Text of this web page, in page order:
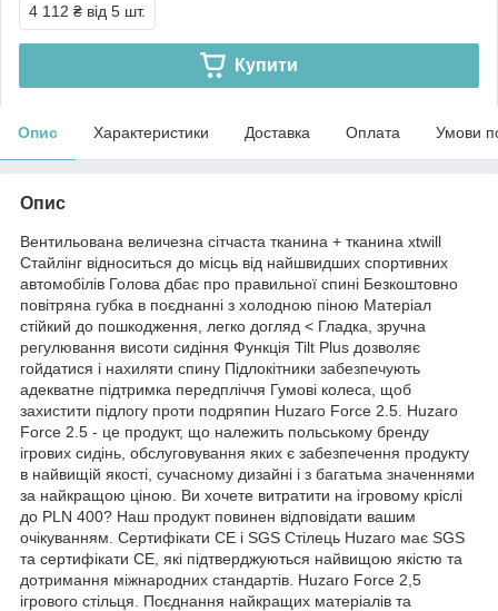
4 112 ₴ від 5 шт.
Купити
Опис Характеристики Доставка Оплата Умови
Опис
Вентильована величезна сітчаста тканина + тканина xtwill
Стайлінг відноситься до місць від найшвидших спортивних
автомобілів Голова дбає про правильної спині Безкоштовно
повітряна губка в поєднанні з холодною піною Матеріал
стійкий до пошкодження, легко догляд < Гладка, зручна
регулювання висоти сидіння Функція Tilt Plus дозволяє
гойдатися і нахиляти спину Підлокітники забезпечують
адекватне підтримка передпліччя Гумові колеса, щоб
захистити підлогу проти подряпин Huzaro Force 2.5. Huzaro
Force 2.5 - це продукт, що належить польському бренду
ігрових сидінь, обслуговування яких є забезпечення продукту
в найвищій якості, сучасному дизайні і з багатьма значеннями
за найкращою ціною. Ви хочете витратити на ігровому кріслі
до PLN 400? Наш продукт повинен відповідати вашим
очікуванням. Сертифікати CE і SGS Стілець Huzaro має SGS
та сертифікати CE, які підтверджуються найвищою якістю та
дотримання міжнародних стандартів. Huzaro Force 2,5
ігрового стільця. Поєднання найкращих матеріалів та